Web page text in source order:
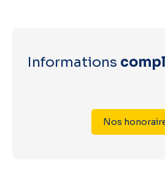
Informations
Nos